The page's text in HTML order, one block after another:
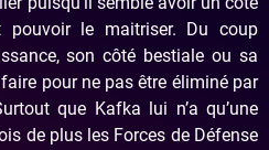
pouvoir le maitriser. Du coup
son côté bestiale ou sa
pour ne pas être éliminé par
que Kafka lui n’a qu’une
de plus les Forces de Défense